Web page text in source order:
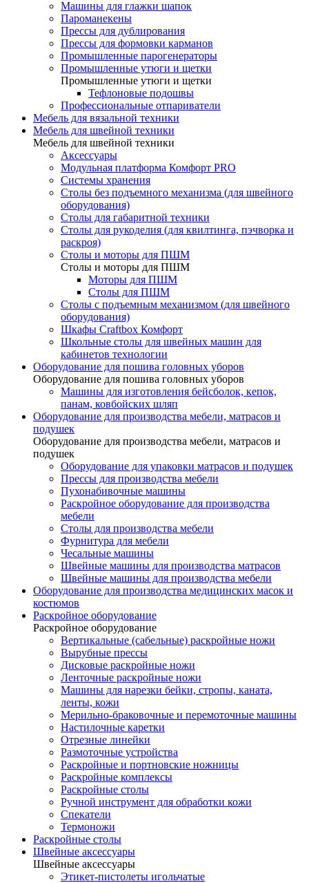
Машины для глажки шапок
Пароманекены
Прессы для дублирования
Прессы для формовки карманов
Промышленные парогенераторы
Промышленные утюги и щетки
Промышленные утюги и щетки
Тефлоновые подошвы
Профессиональные отпариватели
Мебель для вязальной техники
Мебель для швейной техники
Мебель для швейной техники
Аксессуары
Модульная платформа Комфорт PRO
Системы хранения
Столы без подъемного механизма (для швейного
оборудования)
Столы для габаритной техники
Столы для рукоделия (для квилтинга, пэчворка и
раскроя)
Столы и моторы для ПШМ
Столы и моторы для ПШМ
Моторы для ПШМ
Столы для ПШМ
Столы с подъемным механизмом (для швейного
оборудования)
Шкафы Craftbox Комфорт
Школьные столы для швейных машин для
кабинетов технологии
Оборудование для пошива головных уборов
Оборудование для пошива головных уборов
Машины для изготовления бейсболок, кепок,
панам, ковбойских шляп
Оборудование для производства мебели, матрасов и
подушек
Оборудование для производства мебели, матрасов и
подушек
Оборудование для упаковки матрасов и подушек
Прессы для производства мебели
Пухонабивочные машины
Раскройное оборудование для производства
мебели
Столы для производства мебели
Фурнитура для мебели
Чесальные машины
Швейные машины для производства матрасов
Швейные машины для производства мебели
Оборудование для производства медицинских масок и
костюмов
Раскройное оборудование
Раскройное оборудование
Вертикальные (сабельные) раскройные ножи
Вырубные прессы
Дисковые раскройные ножи
Ленточные раскройные ножи
Машины для нарезки бейки, стропы, каната,
ленты, кожи
Мерильно-браковочные и перемоточные машины
Настилочные каретки
Отрезные линейки
Размоточные устройства
Раскройные и портновские ножницы
Раскройные комплексы
Раскройные столы
Ручной инструмент для обработки кожи
Спекатели
Термоножи
Раскройные столы
Швейные аксессуары
Швейные аксессуары
Этикет-пистолеты игольчатые